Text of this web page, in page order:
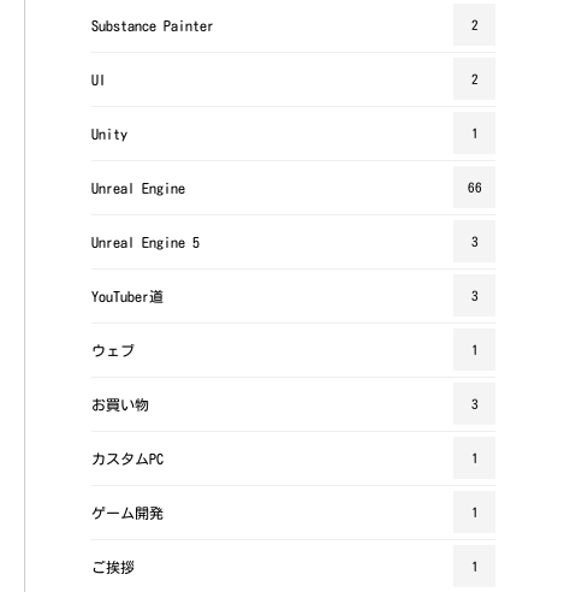
Substance Painter 2
UI 2
Unity 1
Unreal Engine 66
Unreal Engine 5 3
YouTuber道 3
ウェブ 1
お買い物 3
カスタムPC 1
ゲーム開発 1
ご挨拶 1